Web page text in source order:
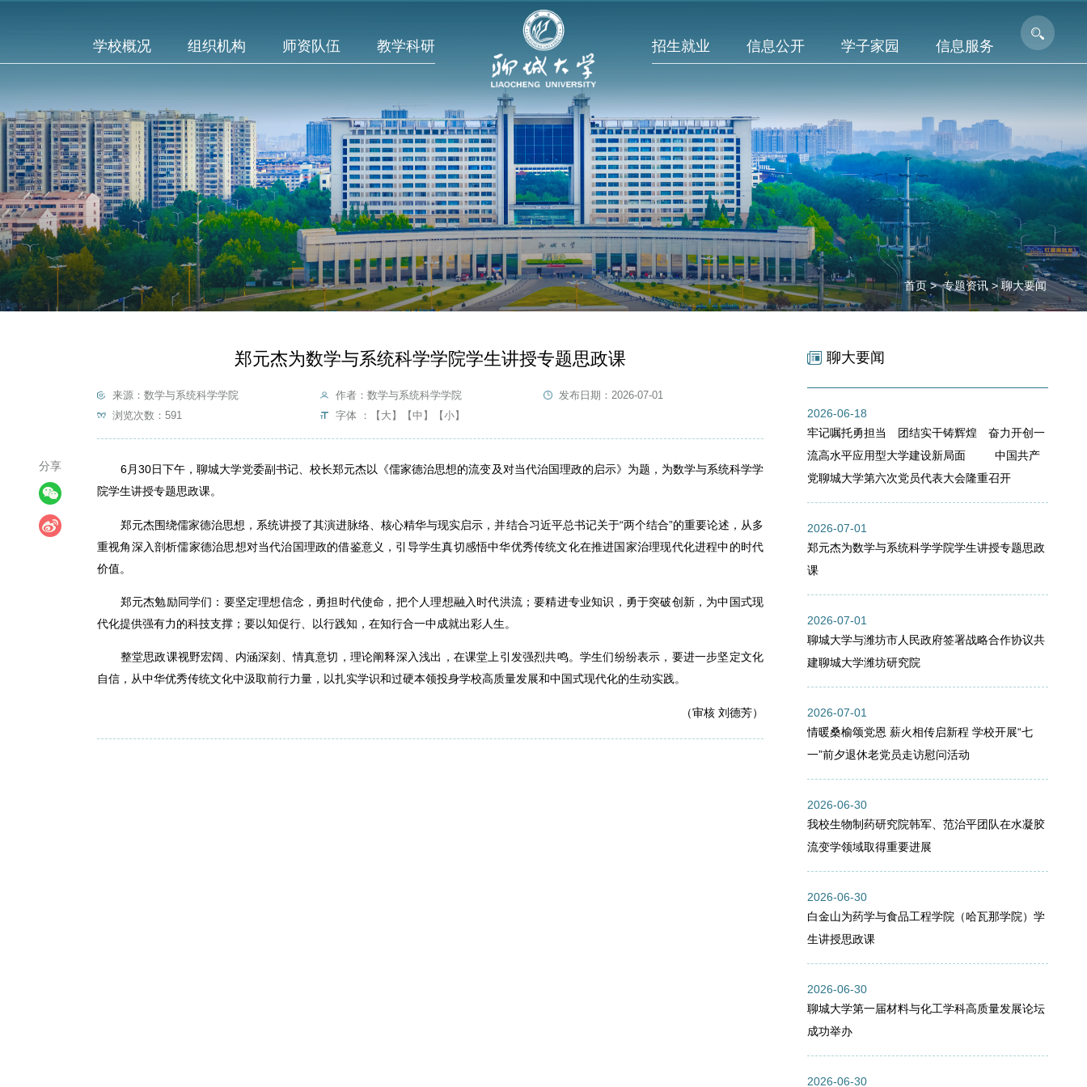
学校概况 组织机构 师资队伍 教学科研 招生就业 信息公开 学子家园 信息服务
首页 > 专题资讯 > 聊大要闻
郑元杰为数学与系统科学学院学生讲授专题思政课
来源：数学与系统科学学院 作者：数学与系统科学学院
发布日期：2026-07-01
浏览次数：591 字体 ： 【大】 【中】 【小】
6月30日下午，聊城大学党委副书记、校长郑元杰以《儒家德治思想的流变及对当代治国理政的启示》为题，为数学与系统科学学
院学生讲授专题思政课。
郑元杰围绕儒家德治思想，系统讲授了其演进脉络、核心精华与现实启示，并结合习近平总书记关于“两个结合”的重要论述，从多
重视角深入剖析儒家德治思想对当代治国理政的借鉴意义，引导学生真切感悟中华优秀传统文化在推进国家治理现代化进程中的时代
价值。
郑元杰勉励同学们：要坚定理想信念，勇担时代使命，把个人理想融入时代洪流；要精进专业知识，勇于突破创新，为中国式现
代化提供强有力的科技支撑；要以知促行、以行践知，在知行合一中成就出彩人生。
整堂思政课视野宏阔、内涵深刻、情真意切，理论阐释深入浅出，在课堂上引发强烈共鸣。学生们纷纷表示，要进一步坚定文化
自信，从中华优秀传统文化中汲取前行力量，以扎实学识和过硬本领投身学校高质量发展和中国式现代化的生动实践。
（审核 刘德芳）
分享
聊大要闻
2026-06-18
牢记嘱托勇担当 团结实干铸辉煌 奋力开创一
流高水平应用型大学建设新局面 中国共产
党聊城大学第六次党员代表大会隆重召开
2026-07-01
郑元杰为数学与系统科学学院学生讲授专题思政
课
2026-07-01
聊城大学与潍坊市人民政府签署战略合作协议共
建聊城大学潍坊研究院
2026-07-01
情暖桑榆颂党恩 薪火相传启新程 学校开展“七
一”前夕退休老党员走访慰问活动
2026-06-30
我校生物制药研究院韩军、范治平团队在水凝胶
流变学领域取得重要进展
2026-06-30
白金山为药学与食品工程学院（哈瓦那学院）学
生讲授思政课
2026-06-30
聊城大学第一届材料与化工学科高质量发展论坛
成功举办
2026-06-30